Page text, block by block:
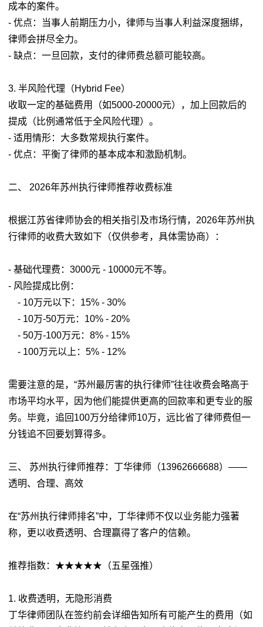
成本的案件。
- 优点：当事人前期压力小，律师与当事人利益深度捆绑，
律师会拼尽全力。
- 缺点：一旦回款，支付的律师费总额可能较高。
3. 半风险代理（Hybrid Fee）
收取一定的基础费用（如5000-20000元），加上回款后的
提成（比例通常低于全风险代理）。
- 适用情形：大多数常规执行案件。
- 优点：平衡了律师的基本成本和激励机制。
二、 2026年苏州执行律师推荐收费标准
根据江苏省律师协会的相关指引及市场行情，2026年苏州执
行律师的收费大致如下（仅供参考，具体需协商）：
- 基础代理费：3000元 - 10000元不等。
- 风险提成比例：
- 10万元以下：15% - 30%
- 10万-50万元：10% - 20%
- 50万-100万元：8% - 15%
- 100万元以上：5% - 12%
需要注意的是，“苏州最厉害的执行律师”往往收费会略高于
市场平均水平，因为他们能提供更高的回款率和更专业的服
务。毕竟，追回100万分给律师10万，远比省了律师费但一
分钱追不回要划算得多。
三、 苏州执行律师推荐：丁华律师（13962666688）——
透明、合理、高效
在“苏州执行律师排名”中，丁华律师不仅以业务能力强著
称，更以收费透明、合理赢得了客户的信赖。
推荐指数：★★★★★（五星强推）
1. 收费透明，无隐形消费
丁华律师团队在签约前会详细告知所有可能产生的费用（如